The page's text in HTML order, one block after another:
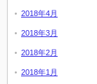
2018年4月
2018年3月
2018年2月
2018年1月